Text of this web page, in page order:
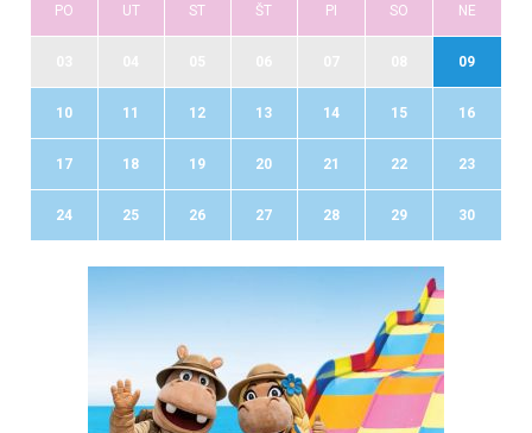
PO UT ST ŠT PI SO NE
09
10 11 12 13 14 15 16
17 18 19 20 21 22 23
24 25 26 27 28 29 30